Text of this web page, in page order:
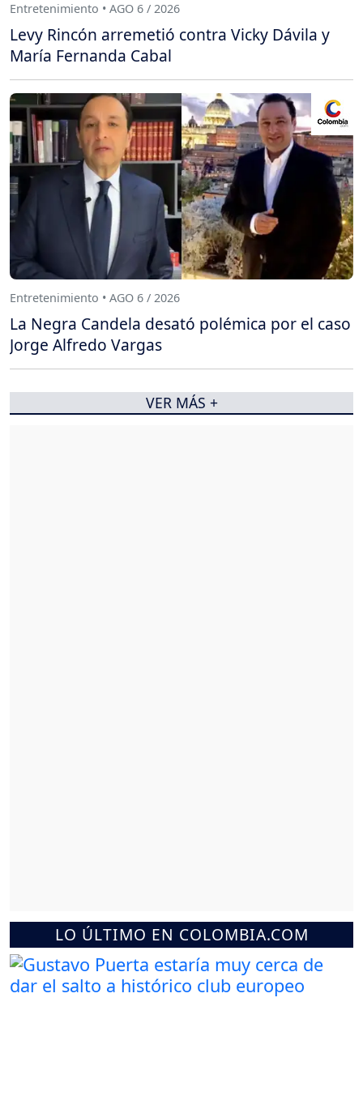
LO ÚLTIMO EN COLOMBIA.COM
Entretenimiento • AGO 6 / 2026
Levy Rincón arremetió contra Vicky Dávila y
María Fernanda Cabal
Entretenimiento • AGO 6 / 2026
La Negra Candela desató polémica por el caso
Jorge Alfredo Vargas
VER MÁS +